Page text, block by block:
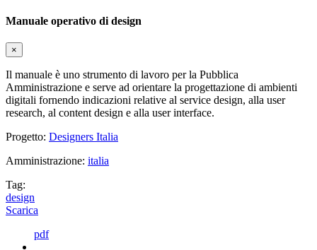
Manuale operativo di design
×
Il manuale è uno strumento di lavoro per la Pubblica
Amministrazione e serve ad orientare la progettazione di ambienti
digitali fornendo indicazioni relative al service design, alla user
research, al content design e alla user interface.
Progetto: Designers Italia
Amministrazione: italia
Tag:
design
Scarica
pdf